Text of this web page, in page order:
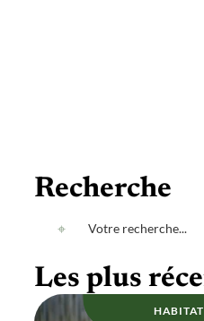
Recherche
Les plus
HABITAT